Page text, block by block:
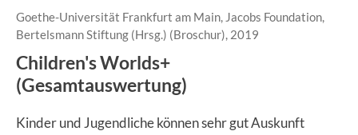
Goethe-Universität Frankfurt am Main, Jacobs Foundation,
Bertelsmann Stiftung (Hrsg.) (Broschur), 2019
Children's Worlds+
(Gesamtauswertung)
Kinder und Jugendliche können sehr gut Auskunft